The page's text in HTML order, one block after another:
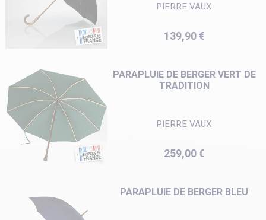
PIERRE VAUX
Prix
139,90 €
PARAPLUIE DE BERGER VERT DE
TRADITION
PIERRE VAUX
Prix
259,00 €
PARAPLUIE DE BERGER BLEU